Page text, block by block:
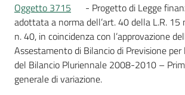
Oggetto 3715
- Progetto di Legge
adottata a norma dell’art. 40 della L.R.
n. 40, in coincidenza con l’approvazione
Assestamento di Bilancio di Previsione per
del Bilancio Pluriennale 2008-2010 –
generale di variazione.